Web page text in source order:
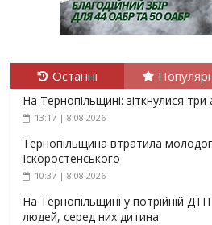
Останні
На Тернопільщині: зіткнулися три
13:17 | 8.08.2026
Тернопільщина втратила
Іскоростенського
10:37 | 8.08.2026
На Тернопільщині у потрійній
людей, серед них дитина